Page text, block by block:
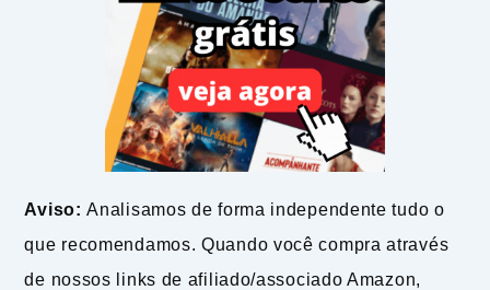
Aviso: Analisamos de forma independente tudo o
que recomendamos. Quando você compra através
de nossos links de afiliado/associado Amazon,